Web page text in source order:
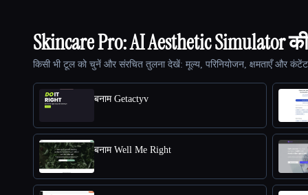
Skincare Pro: AI Aesthetic Simulator
किसी भी टूल को चुनें और संरचित तुलना देखें: मूल्य, परिनियोजन, क्षमताएँ और कंटेंट
बनाम Getactyv
बनाम Well Me Right